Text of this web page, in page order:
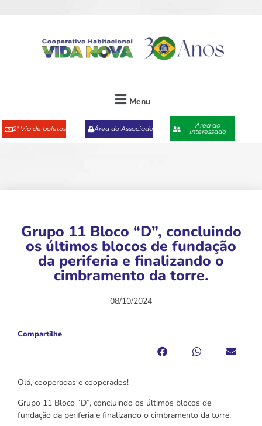
Menu
2ª Via de boletos Área do Associado Área do
Interessado
Grupo 11 Bloco “D”, concluindo
os últimos blocos de fundação
da periferia e finalizando o
cimbramento da torre.
08/10/2024
Compartilhe
Olá, cooperadas e cooperados!
Grupo 11 Bloco “D”, concluindo os últimos blocos de
fundação da periferia e finalizando o cimbramento da torre.